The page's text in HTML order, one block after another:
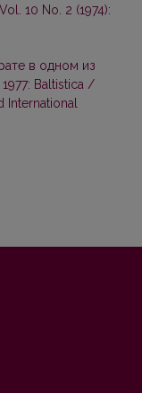
10 No. 2 (1974):
в одном из
1977: Baltistica /